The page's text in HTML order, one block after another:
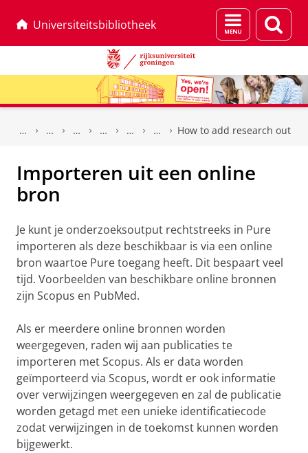
Universiteitsbibliotheek
Menu
en
How to add research output
Importeren uit een online
bron
Je kunt je onderzoeksoutput rechtstreeks in Pure
importeren als deze beschikbaar is via een online
bron waartoe Pure toegang heeft. Dit bespaart veel
tijd. Voorbeelden van beschikbare online bronnen
zijn Scopus en PubMed.
Als er meerdere online bronnen worden
weergegeven, raden wij aan publicaties te
importeren met Scopus. Als er data worden
geïmporteerd via Scopus, wordt er ook informatie
over verwijzingen weergegeven en zal de publicatie
worden getagd met een unieke identificatiecode
zodat verwijzingen in de toekomst kunnen worden
bijgewerkt.